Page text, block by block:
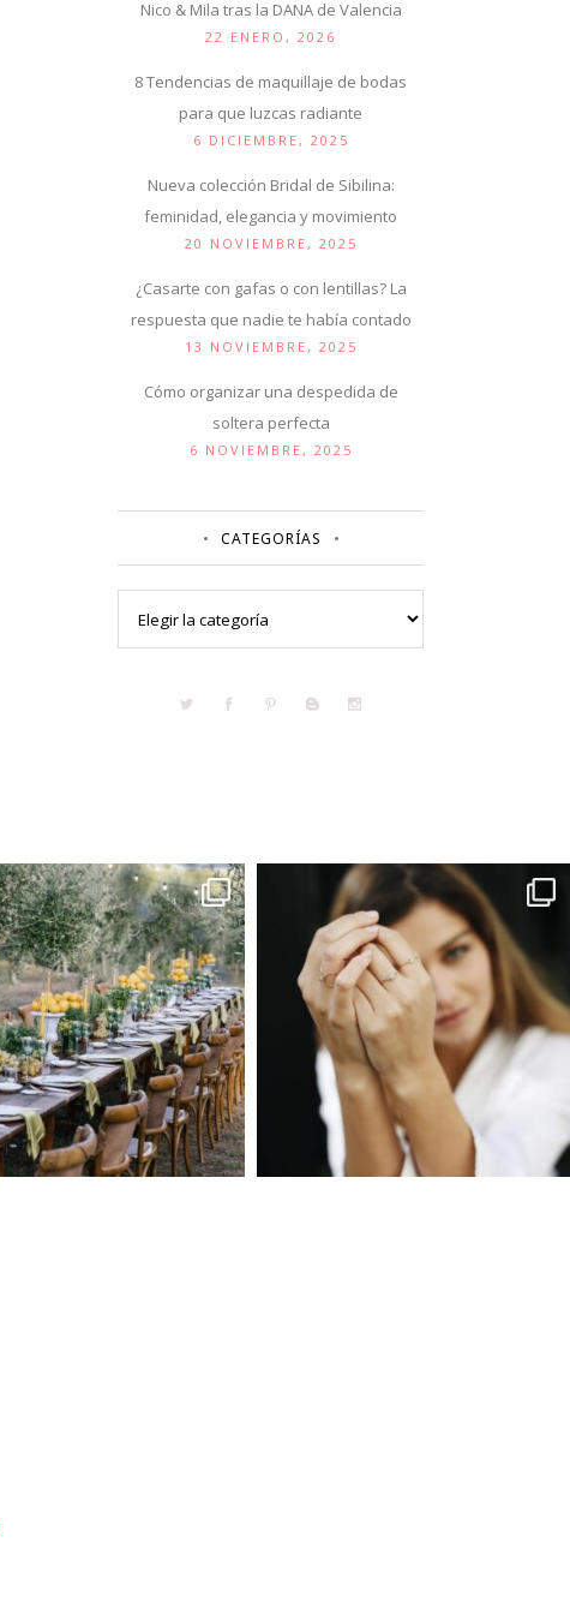
Nico & Mila tras la DANA de Valencia
22 ENERO, 2026
8 Tendencias de maquillaje de bodas
para que luzcas radiante
6 DICIEMBRE, 2025
Nueva colección Bridal de Sibilina:
feminidad, elegancia y movimiento
20 NOVIEMBRE, 2025
¿Casarte con gafas o con lentillas? La
respuesta que nadie te había contado
13 NOVIEMBRE, 2025
Cómo organizar una despedida de
soltera perfecta
6 NOVIEMBRE, 2025
CATEGORÍAS